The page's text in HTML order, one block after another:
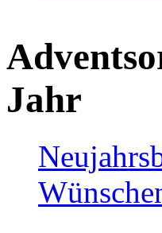
Jahr